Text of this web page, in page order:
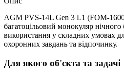
AGM PVS-14L Gen 3 L1 (FOM-
багатоцільовий монокуляр
використання у складних умовах
охоронних завдань та відпочинку.
Для якого об'єкта та задачі